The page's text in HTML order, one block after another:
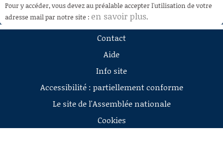
RECHERCHE
AIDE À LA DÉCOUPE
Pour y accéder, vous devez au préalable accepter l'utilisation de votre
adresse mail par notre site : en savoir plus.
Contact
Aide
Info site
Accessibilité : partiellement conforme
Le site de l'Assemblée nationale
Cookies